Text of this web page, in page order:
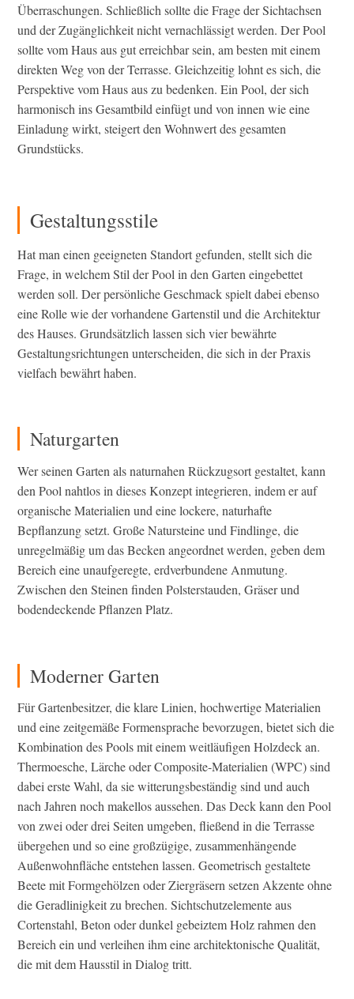
Überraschungen. Schließlich sollte die Frage der Sichtachsen
und der Zugänglichkeit nicht vernachlässigt werden. Der Pool
sollte vom Haus aus gut erreichbar sein, am besten mit einem
direkten Weg von der Terrasse. Gleichzeitig lohnt es sich, die
Perspektive vom Haus aus zu bedenken. Ein Pool, der sich
harmonisch ins Gesamtbild einfügt und von innen wie eine
Einladung wirkt, steigert den Wohnwert des gesamten
Grundstücks.
Gestaltungsstile
Hat man einen geeigneten Standort gefunden, stellt sich die
Frage, in welchem Stil der Pool in den Garten eingebettet
werden soll. Der persönliche Geschmack spielt dabei ebenso
eine Rolle wie der vorhandene Gartenstil und die Architektur
des Hauses. Grundsätzlich lassen sich vier bewährte
Gestaltungsrichtungen unterscheiden, die sich in der Praxis
vielfach bewährt haben.
Naturgarten
Wer seinen Garten als naturnahen Rückzugsort gestaltet, kann
den Pool nahtlos in dieses Konzept integrieren, indem er auf
organische Materialien und eine lockere, naturhafte
Bepflanzung setzt. Große Natursteine und Findlinge, die
unregelmäßig um das Becken angeordnet werden, geben dem
Bereich eine unaufgeregte, erdverbundene Anmutung.
Zwischen den Steinen finden Polsterstauden, Gräser und
bodendeckende Pflanzen Platz.
Moderner Garten
Für Gartenbesitzer, die klare Linien, hochwertige Materialien
und eine zeitgemäße Formensprache bevorzugen, bietet sich die
Kombination des Pools mit einem weitläufigen Holzdeck an.
Thermoesche, Lärche oder Composite-Materialien (WPC) sind
dabei erste Wahl, da sie witterungsbeständig sind und auch
nach Jahren noch makellos aussehen. Das Deck kann den Pool
von zwei oder drei Seiten umgeben, fließend in die Terrasse
übergehen und so eine großzügige, zusammenhängende
Außenwohnfläche entstehen lassen. Geometrisch gestaltete
Beete mit Formgehölzen oder Ziergräsern setzen Akzente ohne
die Geradlinigkeit zu brechen. Sichtschutzelemente aus
Cortenstahl, Beton oder dunkel gebeiztem Holz rahmen den
Bereich ein und verleihen ihm eine architektonische Qualität,
die mit dem Hausstil in Dialog tritt.